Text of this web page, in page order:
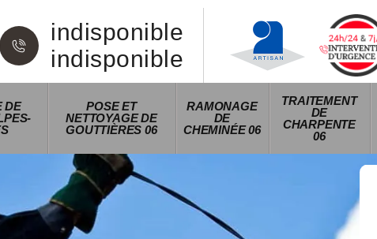
indisponible
indisponible
DE
POSE ET
NETTOYAGE DE
GOUTTIÈRES 06
RAMONAGE
DE
CHEMINÉE 06
TRAITEMENT
DE
CHARPENTE
06